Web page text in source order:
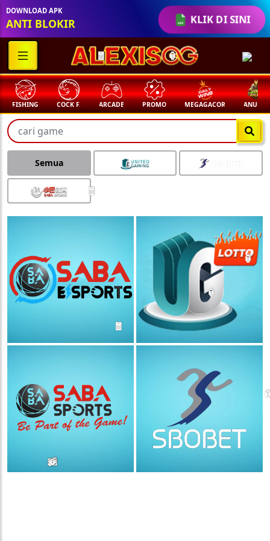
🧧
🧧
🏮
🏮
💵
💵
💵
💵
🧨
🧨
🧨
🧨
🪭
🪭
🪭
🪭
KLIK DI SINI
DOWNLOAD APK
ANTI BLOKIR
FISHING COCK F. ARCADE PROMO MEGAGACOR ANUBIS
Semua